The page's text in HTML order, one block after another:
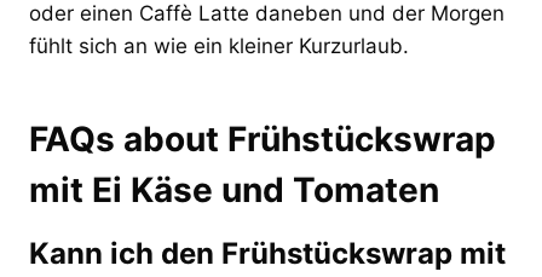
oder einen Caffè Latte daneben und der Morgen
fühlt sich an wie ein kleiner Kurzurlaub.
FAQs about Frühstückswrap
mit Ei Käse und Tomaten
Kann ich den Frühstückswrap mit